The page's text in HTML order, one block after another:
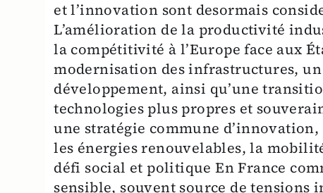
et l’innovation sont desormais
L’amélioration de la productivité
la compétitivité à l’Europe face aux
modernisation des infrastructures,
développement, ainsi qu’une
technologies plus propres et
une stratégie commune
les énergies renouvelables, la
défi social et politique En France
sensible, souvent source de tensions